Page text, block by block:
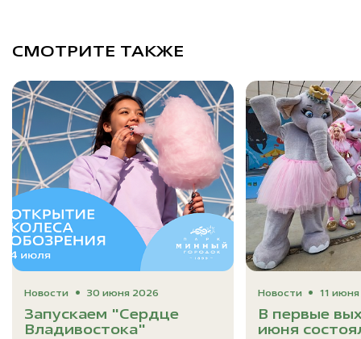
СМОТРИТЕ ТАКЖЕ
Новости 30 июня 2026
Запускаем "Сердце
Владивостока"
Новости 11
В первые
июня